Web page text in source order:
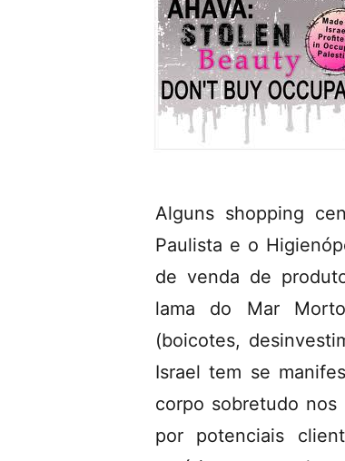
Alguns shopping
Paulista e o
de venda de
lama do Mar
(boicotes,
Israel tem se
corpo sobretudo nos
por potenciais